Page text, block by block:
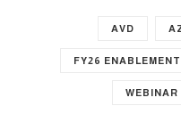
AVD
FY26
WEBINAR